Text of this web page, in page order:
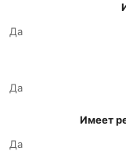
Да
Да
Имеет
Да